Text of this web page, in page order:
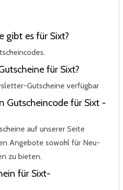
gibt es für Sixt?
für Sixt?
Gutscheine verfügbar
Gutscheincode für Sixt -
auf unserer Seite
Angebote sowohl für Neu-
zu bieten.
für Sixt-